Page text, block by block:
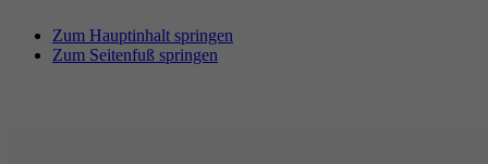
Zum Hauptinhalt springen
Zum Seitenfuß springen